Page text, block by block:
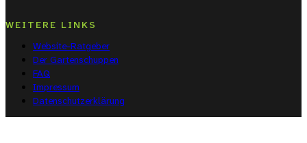
WEITERE LINKS
Website-Ratgeber
Der Gartenschuppen
FAQ
Impressum
Datenschutzerklärung